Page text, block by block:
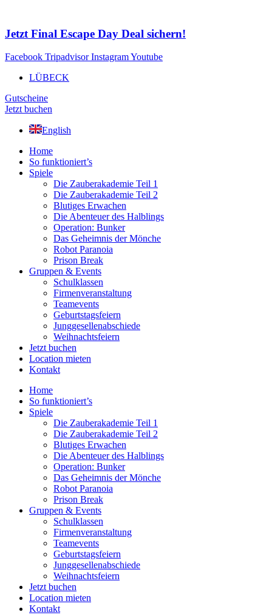
springen
Jetzt Final Escape Day Deal sichern!
Facebook Tripadvisor InstagramYoutube
LÜBECK
Gutscheine
Jetzt buchen
English
Home
So funktioniert’s
Spiele
Die Zauberakademie Teil 1
Die Zauberakademie Teil 2
Blutiges Erwachen
Die Abenteuer des Halblings
Operation: Bunker
Das Geheimnis der Mönche
Robot Paranoia
Prison Break
Gruppen & Events
Schulklassen
Firmenveranstaltung
Teamevents
Geburtstagsfeiern
Junggesellenabschiede
Weihnachtsfeiern
Jetzt buchen
Location mieten
Kontakt
Home
So funktioniert’s
Spiele
Die Zauberakademie Teil 1
Die Zauberakademie Teil 2
Blutiges Erwachen
Die Abenteuer des Halblings
Operation: Bunker
Das Geheimnis der Mönche
Robot Paranoia
Prison Break
Gruppen & Events
Schulklassen
Firmenveranstaltung
Teamevents
Geburtstagsfeiern
Junggesellenabschiede
Weihnachtsfeiern
Jetzt buchen
Location mieten
Kontakt